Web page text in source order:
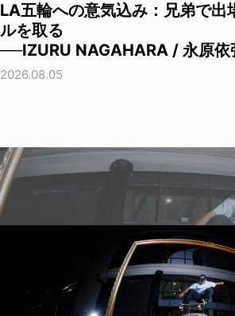
LA五輪への意気込み：兄弟で出
ルを取る
──IZURU NAGAHARA / 永原依
2026.08.05